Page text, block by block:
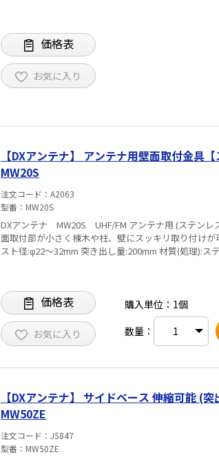
価格表
お気に入り
【DXアンテナ】 アンテナ用壁面取付金具
MW20S
注文コード
A2063
型番
MW20S
DXアンテナ MW20S UHF/FM アンテナ用 (ステンレス製) 地デジアンテナを壁面に設置する
面取付部が小さく棟木や柱、壁にスッキリ取り付けが可能。 適合アンテナ:UHF/FMアンテナ
スト径:φ22～32mm 突き出し量:200mm 材質(処理):ス
価格表
お気に入り
購入単位：1個
数量：
【DXアンテナ】 サイドベース 伸縮可能 (
MW50ZE
注文コード
J5847
型番
MW50ZE